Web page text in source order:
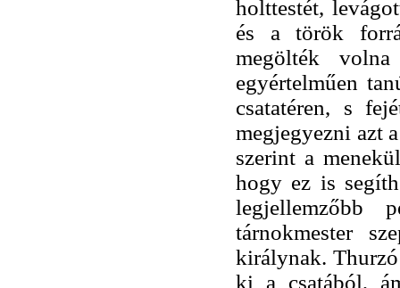
holttestét,
és a török
megölték
egyértelműen
csatatéren, s
megjegyezni azt
szerint a
hogy ez is
legjellemzőbb
tárnokmester
királynak.
ki a csatából,